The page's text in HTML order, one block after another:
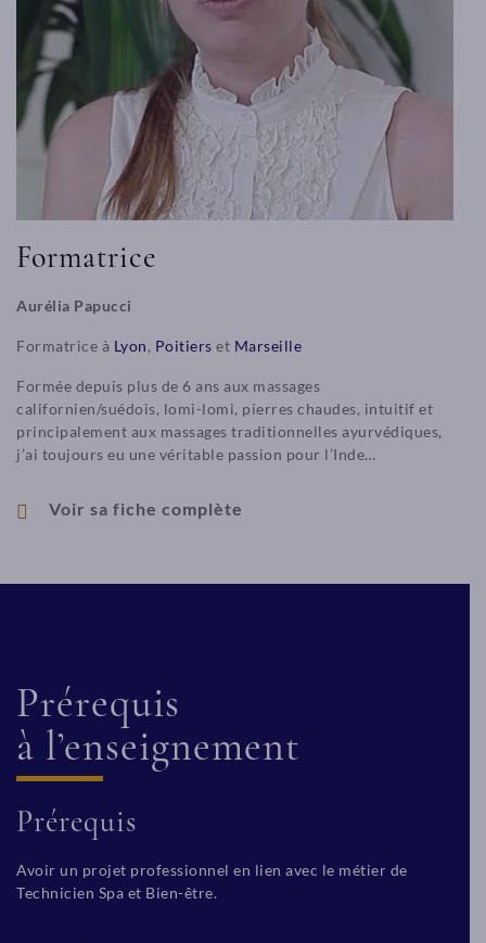
Formatrice
Aurélia Papucci
Formatrice à Lyon, Poitiers et Marseille
Formée depuis plus de 6 ans aux massages
californien/suédois, lomi-lomi, pierres chaudes, intuitif et
principalement aux massages traditionnelles ayurvédiques,
j’ai toujours eu une véritable passion pour l’Inde…
Voir sa fiche complète
Prérequis
à l’enseignement
Prérequis
Avoir un projet professionnel en lien avec le métier de
Technicien Spa et Bien-être.